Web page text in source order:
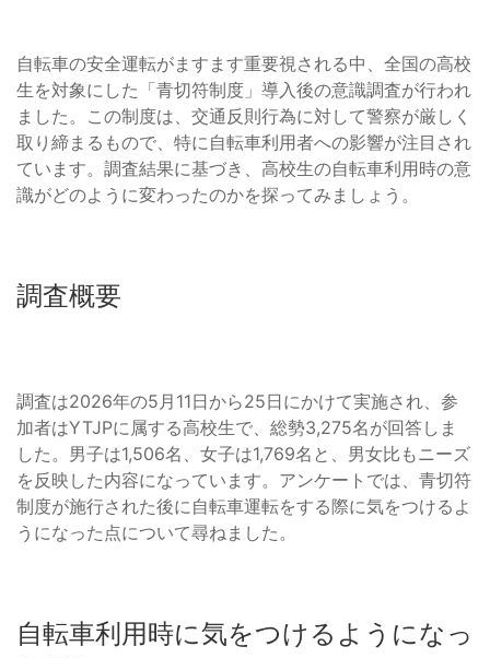
自転車の安全運転がますます重要視される中、全国の高校
生を対象にした「青切符制度」導入後の意識調査が行われ
ました。この制度は、交通反則行為に対して警察が厳しく
取り締まるもので、特に自転車利用者への影響が注目され
ています。調査結果に基づき、高校生の自転車利用時の意
識がどのように変わったのかを探ってみましょう。
調査概要
調査は2026年の5月11日から25日にかけて実施され、参
加者はYTJPに属する高校生で、総勢3,275名が回答しま
した。男子は1,506名、女子は1,769名と、男女比もニーズ
を反映した内容になっています。アンケートでは、青切符
制度が施行された後に自転車運転をする際に気をつけるよ
うになった点について尋ねました。
自転車利用時に気をつけるようになっ